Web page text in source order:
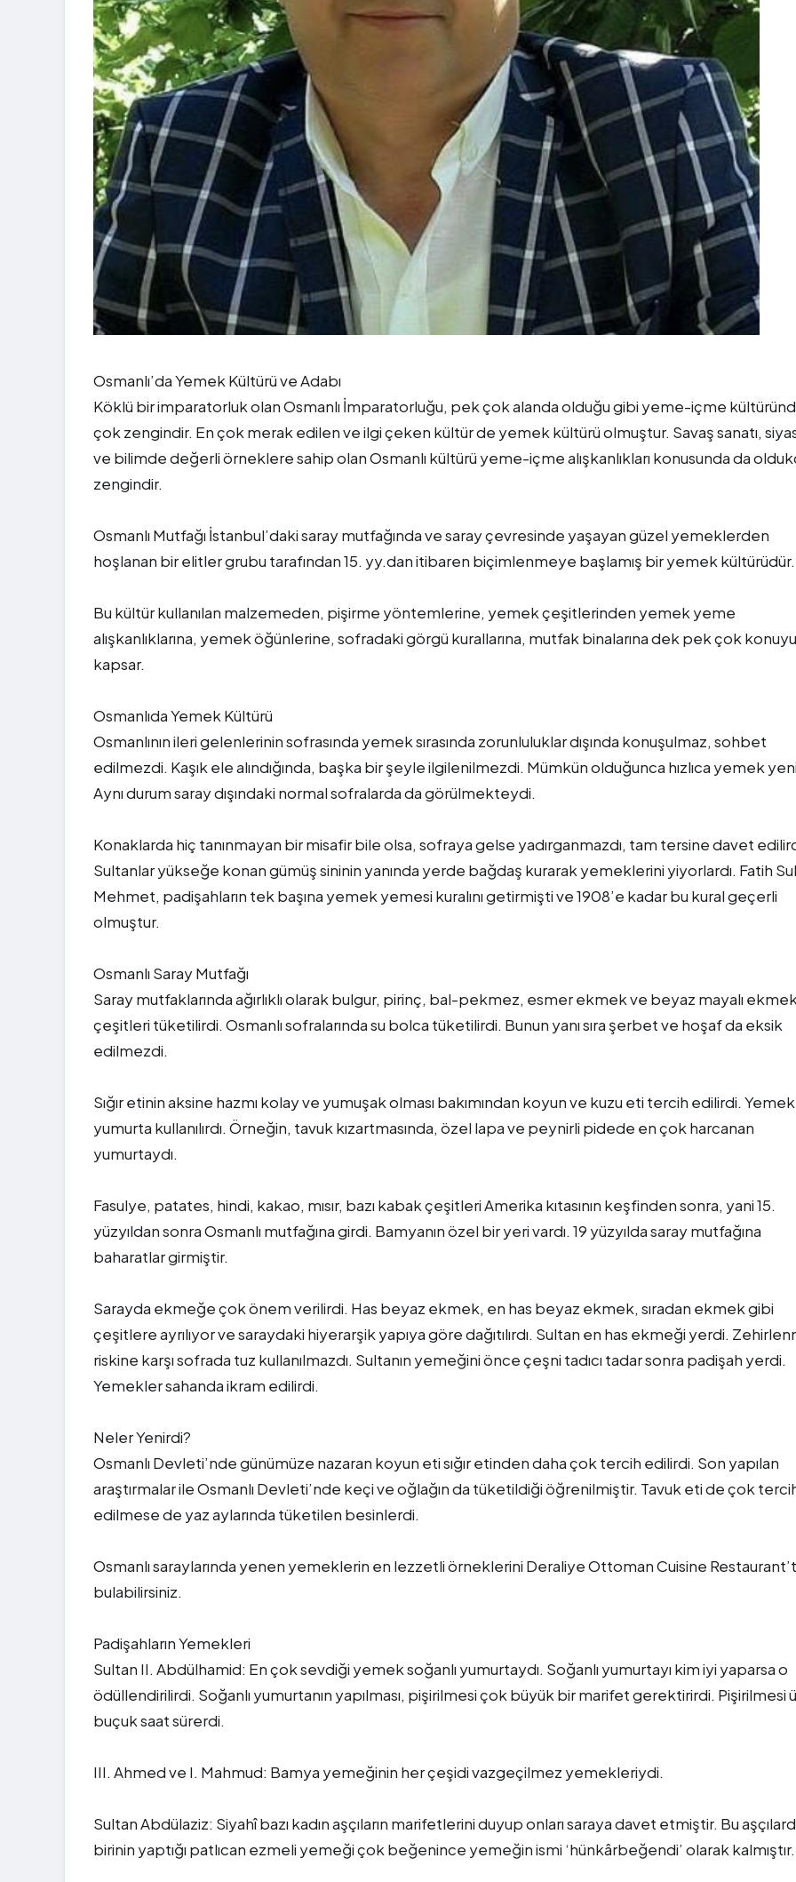
Osmanlı’da Yemek Kültürü ve Adabı
Köklü bir imparatorluk olan Osmanlı İmparatorluğu, pek çok alanda olduğu gibi yeme-içme
çok zengindir. En çok merak edilen ve ilgi çeken kültür de yemek kültürü olmuştur. Savaş sanatı,
ve bilimde değerli örneklere sahip olan Osmanlı kültürü yeme-içme alışkanlıkları konusunda da
zengindir.
Osmanlı Mutfağı İstanbul’daki saray mutfağında ve saray çevresinde yaşayan güzel yemeklerden
hoşlanan bir elitler grubu tarafından 15. yy.dan itibaren biçimlenmeye başlamış bir yemek kültürüdür.
Bu kültür kullanılan malzemeden, pişirme yöntemlerine, yemek çeşitlerinden yemek yeme
alışkanlıklarına, yemek öğünlerine, sofradaki görgü kurallarına, mutfak binalarına dek pek çok konuyu
kapsar.
Osmanlıda Yemek Kültürü
Osmanlının ileri gelenlerinin sofrasında yemek sırasında zorunluluklar dışında konuşulmaz, sohbet
edilmezdi. Kaşık ele alındığında, başka bir şeyle ilgilenilmezdi. Mümkün olduğunca hızlıca yemek
Aynı durum saray dışındaki normal sofralarda da görülmekteydi.
Konaklarda hiç tanınmayan bir misafir bile olsa, sofraya gelse yadırganmazdı, tam tersine davet
Sultanlar yükseğe konan gümüş sininin yanında yerde bağdaş kurarak yemeklerini yiyorlardı. Fatih
Mehmet, padişahların tek başına yemek yemesi kuralını getirmişti ve 1908’e kadar bu kural geçerli
olmuştur.
Osmanlı Saray Mutfağı
Saray mutfaklarında ağırlıklı olarak bulgur, pirinç, bal-pekmez, esmer ekmek ve beyaz mayalı ekmek
çeşitleri tüketilirdi. Osmanlı sofralarında su bolca tüketilirdi. Bunun yanı sıra şerbet ve hoşaf da eksik
edilmezdi.
Sığır etinin aksine hazmı kolay ve yumuşak olması bakımından koyun ve kuzu eti tercih edilirdi.
yumurta kullanılırdı. Örneğin, tavuk kızartmasında, özel lapa ve peynirli pidede en çok harcanan
yumurtaydı.
Fasulye, patates, hindi, kakao, mısır, bazı kabak çeşitleri Amerika kıtasının keşfinden sonra, yani 15.
yüzyıldan sonra Osmanlı mutfağına girdi. Bamyanın özel bir yeri vardı. 19 yüzyılda saray mutfağına
baharatlar girmiştir.
Sarayda ekmeğe çok önem verilirdi. Has beyaz ekmek, en has beyaz ekmek, sıradan ekmek gibi
çeşitlere ayrılıyor ve saraydaki hiyerarşik yapıya göre dağıtılırdı. Sultan en has ekmeği yerdi.
riskine karşı sofrada tuz kullanılmazdı. Sultanın yemeğini önce çeşni tadıcı tadar sonra padişah yerdi.
Yemekler sahanda ikram edilirdi.
Neler Yenirdi?
Osmanlı Devleti’nde günümüze nazaran koyun eti sığır etinden daha çok tercih edilirdi. Son yapılan
araştırmalar ile Osmanlı Devleti’nde keçi ve oğlağın da tüketildiği öğrenilmiştir. Tavuk eti de çok
edilmese de yaz aylarında tüketilen besinlerdi.
Osmanlı saraylarında yenen yemeklerin en lezzetli örneklerini Deraliye Ottoman Cuisine
bulabilirsiniz.
Padişahların Yemekleri
Sultan II. Abdülhamid: En çok sevdiği yemek soğanlı yumurtaydı. Soğanlı yumurtayı kim iyi yaparsa o
ödüllendirilirdi. Soğanlı yumurtanın yapılması, pişirilmesi çok büyük bir marifet gerektirirdi. Pişirilmesi
buçuk saat sürerdi.
III. Ahmed ve I. Mahmud: Bamya yemeğinin her çeşidi vazgeçilmez yemekleriydi.
Sultan Abdülaziz: Siyahî bazı kadın aşçıların marifetlerini duyup onları saraya davet etmiştir. Bu
birinin yaptığı patlıcan ezmeli yemeği çok beğenince yemeğin ismi ‘hünkârbeğendi’ olarak kalmıştır.